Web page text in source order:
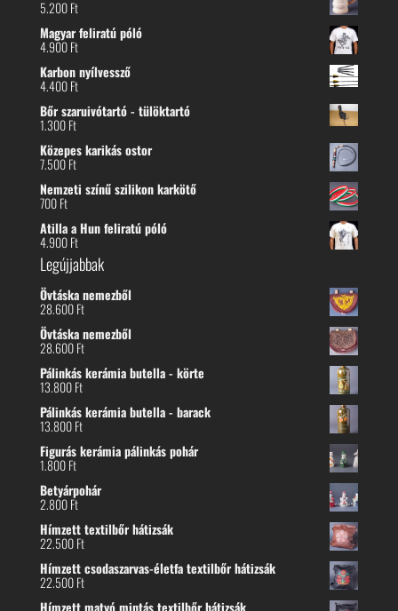
5.200Ft
Magyar feliratú póló
4.900Ft
Karbon nyílvessző
4.400Ft
Bőr szaruivótartó - tülöktartó
1.300Ft
Közepes karikás ostor
7.500Ft
Nemzeti színű szilikon karkötő
700Ft
Atilla a Hun feliratú póló
4.900Ft
Legújjabbak
Övtáska nemezből
28.600Ft
Övtáska nemezből
28.600Ft
Pálinkás kerámia butella - körte
13.800Ft
Pálinkás kerámia butella - barack
13.800Ft
Figurás kerámia pálinkás pohár
1.800Ft
Betyárpohár
2.800Ft
Hímzett textilbőr hátizsák
22.500Ft
Hímzett csodaszarvas-életfa textilbőr hátizsák
22.500Ft